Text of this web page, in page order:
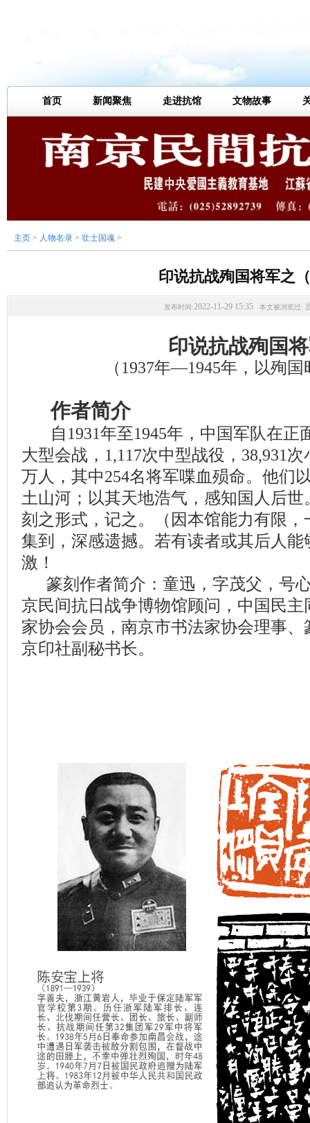
首页 新闻聚焦 走进抗馆 文物故事
主页 > 人物名录 > 壮士国魂 >
印说抗战殉国将军之
发布时间:2022-11-29 15:35 本文被浏览过:
印说抗战殉国
（1937年—1945年，以殉
作者简介
自1931年至1945年，中国军队在正
大型会战，1,117次中型战役，38,931
万人，其中254名将军喋血殒命。他们
土山河；以其天地浩气，感知国人后
刻之形式，记之。（因本馆能力有限
集到，深感遗撼。若有读者或其后人
激！
篆刻作者简介：童迅，字茂父，号
京民间抗日战争博物馆顾问，中国民
家协会会员，南京市书法家协会理事
京印社副秘书长。